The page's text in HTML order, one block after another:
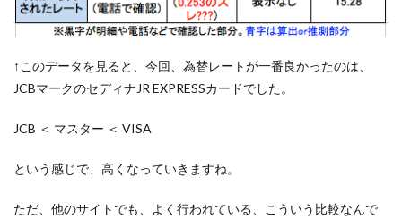
↑このデータを見ると、今回、為替レートが一番良かったのは、
JCBマークのセディナJR EXPRESSカードでした。
JCB ＜ マスター ＜ VISA
という感じで、高くなっていきますね。
ただ、他のサイトでも、よく行われている、こういう比較なんで